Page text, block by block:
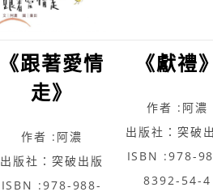
《跟著愛情
走》
作者 :阿濃
出版社：突破出版
ISBN :978-988-
《獻禮
作者 :阿濃
出版社：突破
ISBN :978-
8392-54-4